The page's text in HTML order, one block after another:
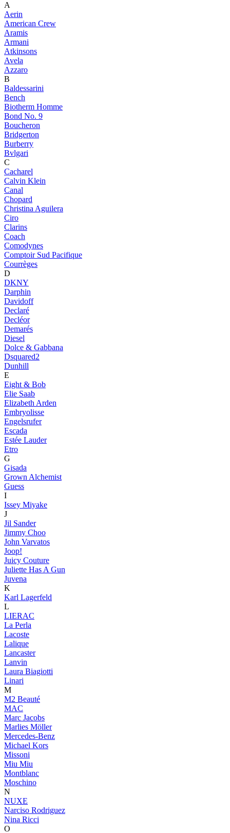
A
Aerin
American Crew
Aramis
Armani
Atkinsons
Avela
Azzaro
B
Baldessarini
Bench
Biotherm Homme
Bond No. 9
Boucheron
Bridgerton
Burberry
Bvlgari
C
Cacharel
Calvin Klein
Canal
Chopard
Christina Aguilera
Ciro
Clarins
Coach
Comodynes
Comptoir Sud Pacifique
Courrèges
D
DKNY
Darphin
Davidoff
Declaré
Decléor
Demarés
Diesel
Dolce & Gabbana
Dsquared2
Dunhill
E
Eight & Bob
Elie Saab
Elizabeth Arden
Embryolisse
Engelsrufer
Escada
Estée Lauder
Etro
G
Gisada
Grown Alchemist
Guess
I
Issey Miyake
J
Jil Sander
Jimmy Choo
John Varvatos
Joop!
Juicy Couture
Juliette Has A Gun
Juvena
K
Karl Lagerfeld
L
LIERAC
La Perla
Lacoste
Lalique
Lancaster
Lanvin
Laura Biagiotti
Linari
M
M2 Beauté
MAC
Marc Jacobs
Marlies Möller
Mercedes-Benz
Michael Kors
Missoni
Miu Miu
Montblanc
Moschino
N
NUXE
Narciso Rodriguez
Nina Ricci
O